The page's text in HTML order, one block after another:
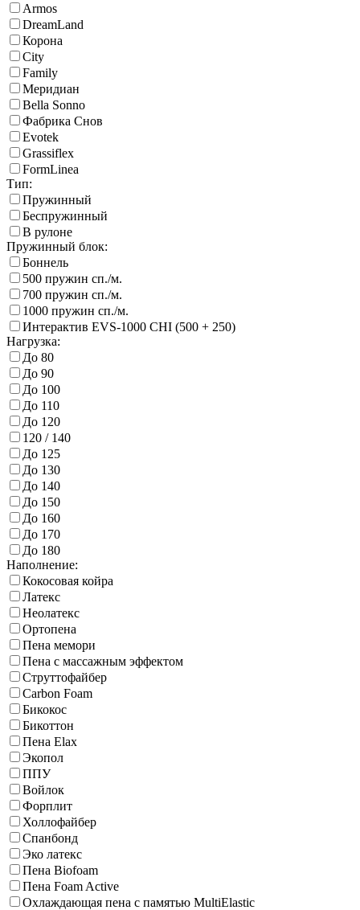
Armos
DreamLand
Корона
City
Family
Меридиан
Bella Sonno
Фабрика Снов
Еvotek
Grassiflex
FormLinea
Тип:
Пружинный
Беспружинный
В рулоне
Пружинный блок:
Боннель
500 пружин сп./м.
700 пружин сп./м.
1000 пружин сп./м.
Интерактив EVS-1000 CHI (500 + 250)
Нагрузка:
До 80
До 90
До 100
До 110
До 120
120 / 140
До 125
До 130
До 140
До 150
До 160
До 170
До 180
Наполнение:
Кокосовая койра
Латекс
Неолатекс
Ортопена
Пена мемори
Пена с массажным эффектом
Струттофайбер
Carbon Foam
Бикокос
Бикоттон
Пена Elax
Экопол
ППУ
Войлок
Форплит
Холлофайбер
Спанбонд
Эко латекс
Пена Biofoam
Пена Foam Active
Охлаждающая пена с памятью MultiElastic